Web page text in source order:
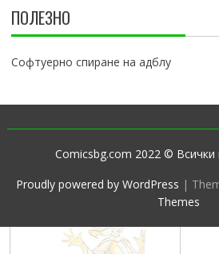
ПОЛЕЗНО
Софтуерно спиране на адблу
Comicsbg.com 2022 © Всички
Proudly powered by WordPress |
Themes